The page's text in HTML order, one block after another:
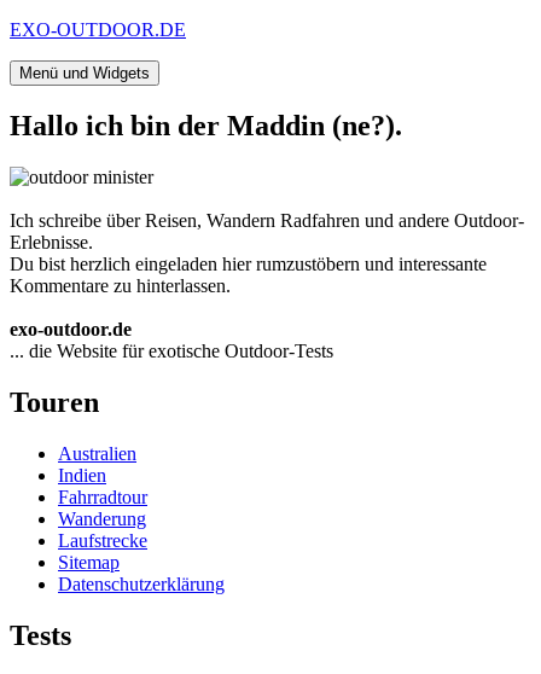
Zum
springen
EXO-OUTDOOR.DE
Menü und Widgets
Hallo ich bin der Maddin (ne?).
Ich schreibe über Reisen, Wandern Radfahren und andere Outdoor-
Erlebnisse.
Du bist herzlich eingeladen hier rumzustöbern und interessante
Kommentare zu hinterlassen.
exo-outdoor.de
... die Website für exotische Outdoor-Tests
Touren
Australien
Indien
Fahrradtour
Wanderung
Laufstrecke
Sitemap
Datenschutzerklärung
Tests